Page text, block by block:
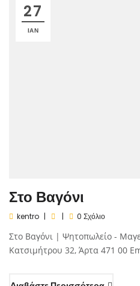
27
ΙΑΝ
Στο Βαγόνι
kentro 0 Σχόλιο
Στο Βαγόνι | Ψητοπωλείο -
Κατσιμήτρου 32, Άρτα 471 00